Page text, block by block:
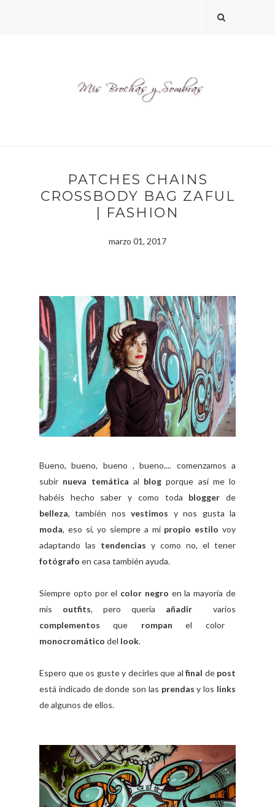
PATCHES CHAINS
CROSSBODY BAG ZAFUL
| FASHION
marzo 01, 2017
Bueno, bueno, bueno , bueno.... comenzamos a
subir nueva temática al blog porque así me lo
habéis hecho saber y como toda bloggerde
belleza, también nosvestimos y nos gusta la
moda, eso sí, yo siempre a mipropio estilovoy
adaptando las tendencias y como no, el tener
fotógrafo en casa también ayuda.
Siempre opto por el color negro en la mayoría de
mis outfits, pero quería añadir
varios
complementos que rompan el color
monocromático del look.
Espero que os guste y decirles que al final de post
está indicado de donde son las prendasy los links
de algunos de ellos.